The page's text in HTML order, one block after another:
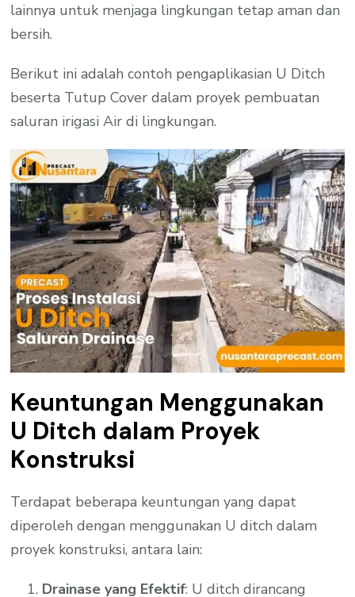
lainnya untuk menjaga lingkungan tetap aman dan
bersih.
Berikut ini adalah contoh pengaplikasian U Ditch
beserta Tutup Cover dalam proyek pembuatan
saluran irigasi Air di lingkungan.
Keuntungan Menggunakan
U Ditch dalam Proyek
Konstruksi
Terdapat beberapa keuntungan yang dapat
diperoleh dengan menggunakan U ditch dalam
proyek konstruksi, antara lain:
Drainase yang Efektif: U ditch dirancang